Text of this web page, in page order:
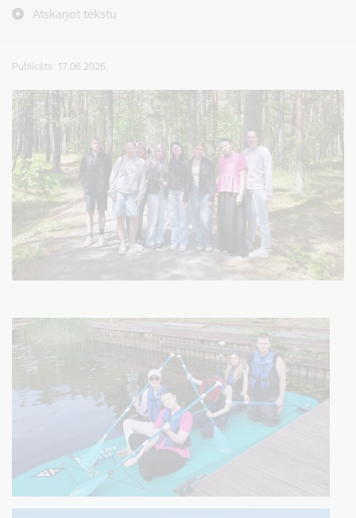
Atskaņot tekstu
Publicēts: 17.06.2026.